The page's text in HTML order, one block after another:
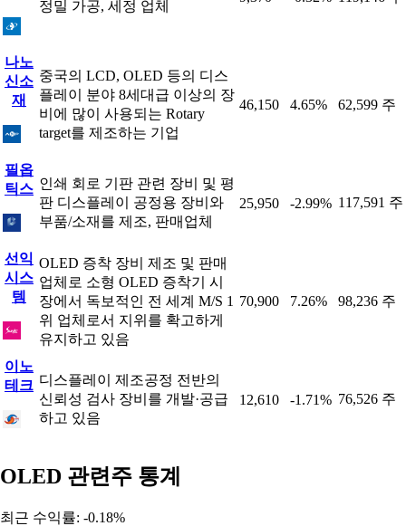
정밀 가공, 세정 업체
나노
신소
재
중국의 LCD, OLED 등의 디스
플레이 분야 8세대급 이상의 장
비에 많이 사용되는 Rotary
target를 제조하는 기업
46,150 4.65% 62,599 주
필옵
틱스 인쇄 회로 기판 관련 장비 및 평
판 디스플레이 공정용 장비와
부품/소재를 제조, 판매업체
25,950 -2.99% 117,591 주
선익
시스
템
OLED 증착 장비 제조 및 판매
업체로 소형 OLED 증착기 시
장에서 독보적인 전 세계 M/S 1
위 업체로서 지위를 확고하게
유지하고 있음
70,900 7.26% 98,236 주
이노
테크 디스플레이 제조공정 전반의
신뢰성 검사 장비를 개발·공급
하고 있음
12,610 -1.71% 76,526 주
OLED 관련주 통계
최근 수익률: -0.18%